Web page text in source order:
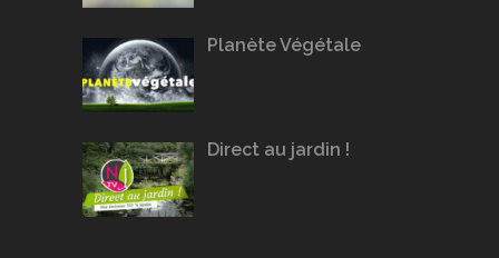
Planète Végétale
Direct au jardin !